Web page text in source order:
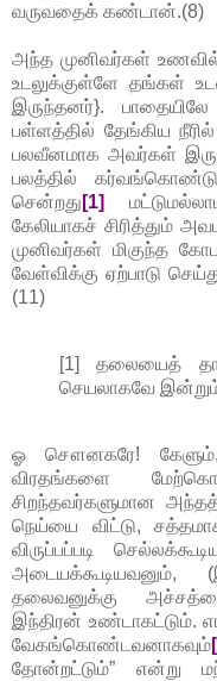
வருவதைக் கண்டான்.(8)
அந்த முனிவர்கள்
உடலுக்குள்ளே தங்கள்
இருந்தனர்}. பாதையிலே
பள்ளத்தில் தேங்கிய நீரில்
பலவீனமாக அவர்கள்
பலத்தில்
சென்றது [1]
கேலியாகச் சிரித்தும்
முனிவர்கள் மிகுந்த
வேள்விக்கு ஏற்பாடு
(11)
[1] தலையைத்
செயலாகவே
ஓ சௌனகரே! கேளும்,
விரதங்களை
சிறந்தவர்களுமான
நெய்யை விட்டு,
விருப்பப்படி
அடையக்கூடியவனும்,
தலைவனுக்கு
இந்திரன்
வேகங்கொண்டவனாகவும்
தோன்றட்டும்” என்று